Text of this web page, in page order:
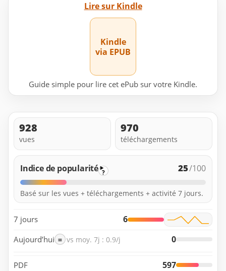
Lire sur Kindle
Kindle
via EPUB
Guide simple pour lire cet ePub sur votre Kindle.
928
vues
970
téléchargements
Indice de popularité ? 25/100
Basé sur les vues + téléchargements + activité 7 jours.
7 jours 6
Aujourd’hui = vs moy. 7j : 0.9/j 0
PDF 597